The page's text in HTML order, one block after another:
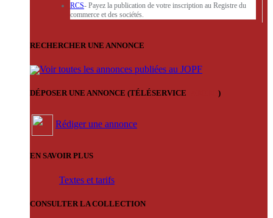
RCS- Payez la publication de votre inscription au Registre du
commerce et des sociétés.
RECHERCHER UNE ANNONCE
Voir toutes les annonces publiées au JOPF
DÉPOSER UNE ANNONCE (TÉLÉSERVICE )
Rédiger une annonce
EN SAVOIR PLUS
Textes et tarifs
CONSULTER LA COLLECTION